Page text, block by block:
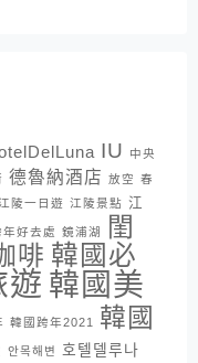
IU
中央
德魯納酒店 放空 春
陵一日遊 江陵景點 江
年好去處 鏡浦湖
閨
啡 韓國必
遊 韓國美
韓國跨年2021 韓國
안목해변 호텔델루나